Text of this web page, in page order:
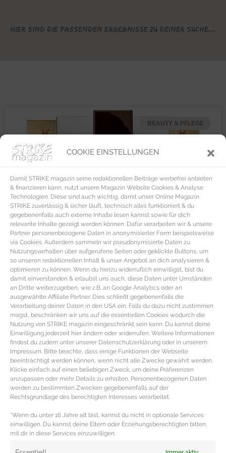
COOKIE EINSTELLUNGEN
Damit STRIKE magazin seine redaktionellen Beiträge werbefrei anbieten
& finanzieren kann, nutzt unsere Magazin Website Cookies & Analyse
Technologien. Diese sind auch wichtig, damit unser Online Magazin
STRIKE zuverlässig & sicher läuft, technisch alles funktioniert & du
gegebenenfalls auch externe Inhalte lesen kannst sowie für dich
relevante Inhalte gezeigt werden können. Dafür verarbeiten wir & unsere
Partner personenbezogene Daten in anonymisierter Form beispielsweise
via Cookies. Außerdem sammeln wir pseudonymisierte Daten zu
Nutzungsverhalten über aufgerufene Seiten oder geklickte Buttons, um
so unseren redaktionellen Inhalt & unser Angebot an dich analysieren &
optimieren zu können. Wenn du hierzu widerruflich einwilligst, bist du
damit einverstanden & erlaubst uns auch, diese Daten unter Umständen
an Dritte weiterzugeben, wie z.B. an Google Analytics oder an
ausgewählte Affiliate Partner. Dies schließt gegebenenfalls die
Verarbeitung deiner Daten in den USA ein. Falls du dazu nicht zustimmen
magst, beschränken wir uns auf die essentiellen Cookies wodurch die
Nutzung von STRIKE magazin eingeschränkt sein kann. Du kannst deine
Einwilligung jederzeit hier ändern oder widerrufen. Weitere Informationen
findest du zudem unter unserer Datenschutzerklärung oder in unserem
Impressum. Bitte beachte, dass einige Funktionen der Webseite
beeinträchtigt werden können, wenn nicht alle Zwecke gewährt werden.
Klicke einfach auf einen beliebigen Zweck, um deine Präferenzen
anzupassen oder mehr Details zu erhalten. Personenbezogenen Daten
werden zu bestimmten Zwecken gegebenenfalls auf der
Rechtsgrundlage des berechtigten Interesses verarbeitet.
*Wenn du unter 16 Jahre alt bist, kannst du nicht in optionale Services
einwilligen. Du kannst deine Eltern oder Erziehungsberechtigten bitten,
mit dir in diese Services einzuwilligen.
Hier sind die passenden Ergebnisse zu deiner Suche...
BEAUTY & PFLEGE
NAGELLACK TRENDS – Die besten
Farblacke in Violetttönen
Bordeaux Du suchst eine Abwechslung zu Rot oder
Nude für deine